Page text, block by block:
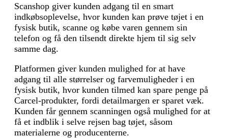
Scanshop giver kunden adgang til en smart
indkøbsoplevelse, hvor kunden kan prøve tøjet i en
fysisk butik, scanne og købe varen gennem sin
telefon og få den tilsendt direkte hjem til sig selv
samme dag.
Platformen giver kunden mulighed for at have
adgang til alle størrelser og farvemuligheder i en
fysisk butik, hvor kunden tilmed kan spare penge på
Carcel-produkter, fordi detailmargen er sparet væk.
Kunden får gennem scanningen også mulighed for at
få et indblik i selve rejsen bag tøjet, såsom
materialerne og producenterne.